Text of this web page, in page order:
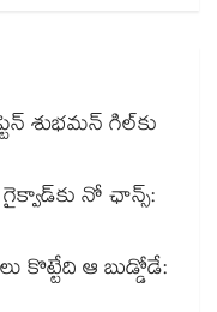
శుభమన్ గిల్‎కు
గైక్వాడ్‎కు నో ఛాన్స్:
కొట్టేది ఆ బుడ్డోడే: